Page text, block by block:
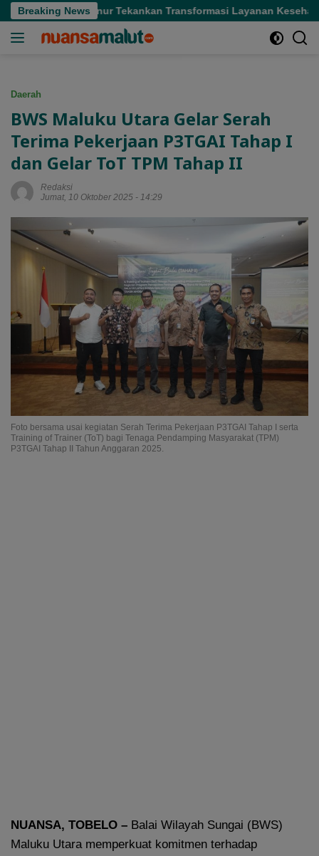
Langsung
ke
Breaking News
Gubernur Tekankan Transformasi Layanan Kesehatan
Daerah
BWS Maluku Utara Gelar Serah
Terima Pekerjaan P3TGAI Tahap I
dan Gelar ToT TPM Tahap II
Redaksi
Jumat, 10 Oktober 2025 - 14:29
Foto bersama usai kegiatan Serah Terima Pekerjaan P3TGAI Tahap I serta
Training of Trainer (ToT) bagi Tenaga Pendamping Masyarakat (TPM)
P3TGAI Tahap II Tahun Anggaran 2025.
NUANSA, TOBELO – Balai Wilayah Sungai (BWS)
Maluku Utara memperkuat komitmen terhadap